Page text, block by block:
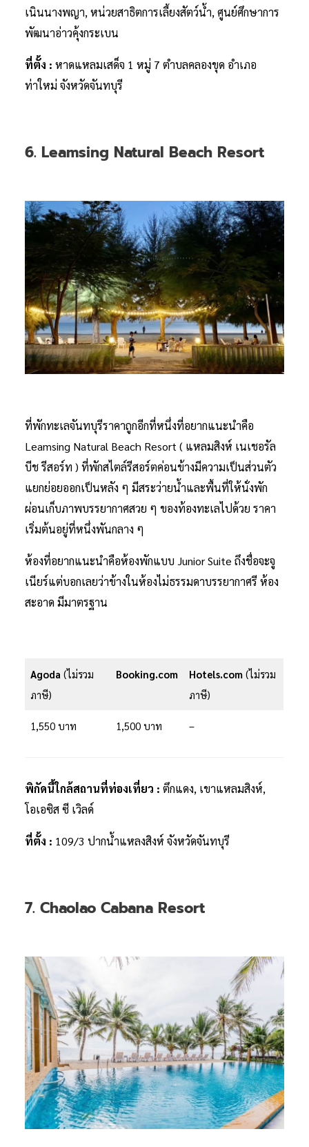
เนินนางพญา, หน่วยสาธิตการเลี้ยงสัตว์น้ำ, ศูนย์ศึกษาการ
พัฒนาอ่าวคุ้งกระเบน
ที่ตั้ง : หาดแหลมเสด็จ 1 หมู่ 7 ตำบลคลองขุด อำเภอ
ท่าใหม่ จังหวัดจันทบุรี
6. Leamsing Natural Beach Resort
ที่พักทะเลจันทบุรีราคาถูกอีกที่หนึ่งที่อยากแนะนำคือ
Leamsing Natural Beach Resort ( แหลมสิงห์ เนเชอรัล
บีช รีสอร์ท ) ที่พักสไตล์รีสอร์ตค่อนข้างมีความเป็นส่วนตัว
แยกย่อยออกเป็นหลัง ๆ มีสระว่ายน้ำและพื้นที่ให้นั่งพัก
ผ่อนเก็บภาพบรรยากาศสวย ๆ ของท้องทะเลไปด้วย ราคา
เริ่มต้นอยู่ที่หนึ่งพันกลาง ๆ
ห้องที่อยากแนะนำคือห้องพักแบบ Junior Suite ถึงชื่อจะจู
เนียร์แต่บอกเลยว่าข้างในห้องไม่ธรรมดาบรรยากาศรี ห้อง
สะอาด มีมาตรฐาน
Agoda (ไม่รวม
ภาษี)
Booking.com Hotels.com (ไม่รวม
ภาษี)
1,550 บาท 1,500 บาท –
พิกัดนี้ใกล้สถานที่ท่องเที่ยว : ตึกแดง, เขาแหลมสิงห์,
โอเอซิส ซี เวิลด์
ที่ตั้ง : 109/3 ปากน้ำแหลงสิงห์ จังหวัดจันทบุรี
7. Chaolao Cabana Resort